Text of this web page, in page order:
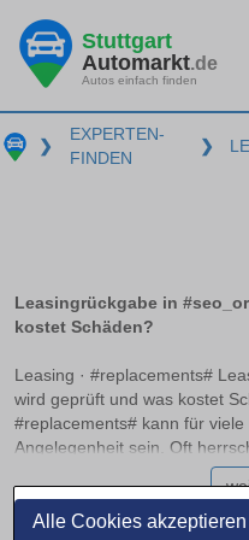
Alle Cookies akzeptieren
Stuttgart
Automarkt.de
Autos einfach finden
❯
EXPERTEN-
FINDEN
❯
Leasingrückgabe in
kostet Schäden?
Leasing · #replacements#
wird geprüft und was kostet
#replacements# kann für
Angelegenheit sein. Oft
Rückgabe genau geprüft wird
Schäden entstehen können.
welche Unterschiede